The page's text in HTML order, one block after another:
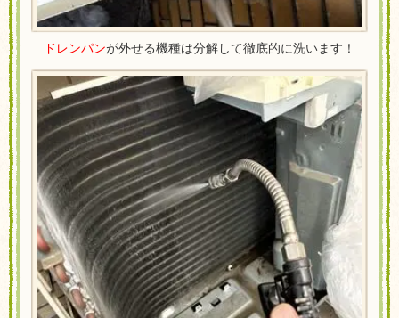
ドレンパンが外せる機種は分解して徹底的に洗います！